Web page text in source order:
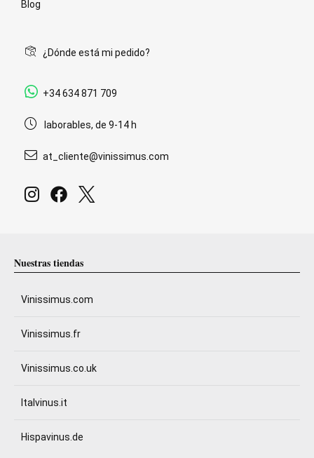
Blog
¿Dónde está mi pedido?
+34 634 871 709
laborables, de 9-14 h
at_cliente@vinissimus.com
Nuestras tiendas
Vinissimus.com
Vinissimus.fr
Vinissimus.co.uk
Italvinus.it
Hispavinus.de